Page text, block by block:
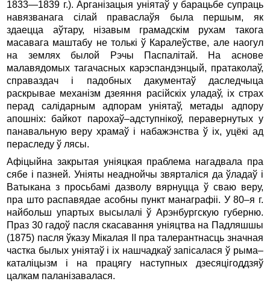
1833—1839 г.). Арганізацыя уніятаў у барацьбе супраць
навязванага сілай праваслаўя была першым, як
здаецца аўтару, нізавым грамадскім рухам такога
масавага маштабу не толькі ў Каралеўстве, але наогул
на землях былой Рэчы Паспалітай. На аснове
малавядомых тагачасных карэспандэнцый, пратаколаў,
справаздач і падобных дакументаў даследчыца
раскрывае механізм дзеяння расійскіх уладаў, іх страх
перад салідарным адпорам уніятаў, метады адпору
апошніх: байкот парохаў–адступнікоў, перавернутых у
панавальную веру храмаў і набажэнства ў іх, уцёкі ад
пераследу ў лясы.
Афіцыйна закрытая уніяцкая праблема нагадвала пра
сябе і пазней. Уніяты неаднойчы звярталіся да ўладаў і
Ватыкана з просьбамі дазволу вярнуцца ў сваю веру,
пра што распавядае асобны пункт манаграфіі. У 80–я г.
найбольш упартых высылалі ў Арэнбургскую губерню.
Праз 30 гадоў пасля скасавання уніяцтва на Падляшшы
(1875) пасля ўказу Мікалая ІІ пра талерантнасць значная
частка былых уніятаў і іх нашчадкаў запісалася ў рыма–
каталіцызм і на працягу наступных дзесяцігоддзяў
цалкам паланізавалася.